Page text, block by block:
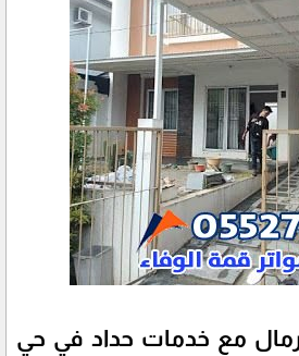
مع خدمات حداد في حي